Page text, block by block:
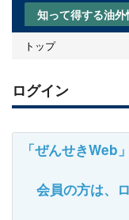
知って得する油外
トップ
ログイン
「ぜんせきWeb
会員の方は、